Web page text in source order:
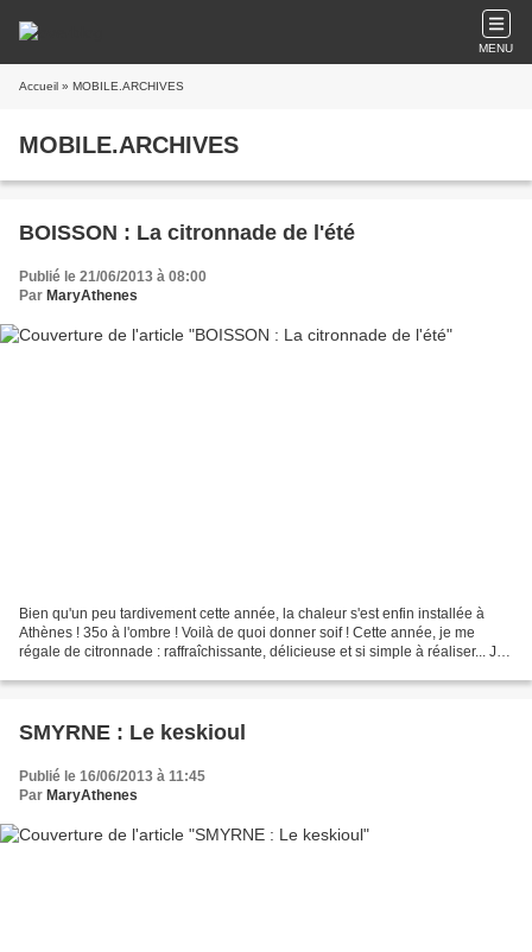
MENU
Accueil » MOBILE.ARCHIVES
MOBILE.ARCHIVES
BOISSON : La citronnade de l'été
Publié le 21/06/2013 à 08:00
Par MaryAthenes
Bien qu'un peu tardivement cette année, la chaleur s'est enfin installée à
Athènes ! 35o à l'ombre ! Voilà de quoi donner soif ! Cette année, je me
régale de citronnade : raffraîchissante, délicieuse et si simple à réaliser... Je
SMYRNE : Le keskioul
Publié le 16/06/2013 à 11:45
Par MaryAthenes